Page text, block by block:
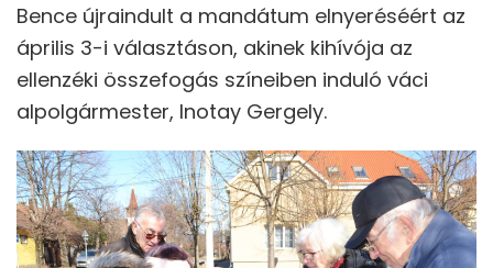
Bence újraindult a mandátum elnyeréséért az
április 3-i választáson, akinek kihívója az
ellenzéki összefogás színeiben induló váci
alpolgármester, Inotay Gergely.